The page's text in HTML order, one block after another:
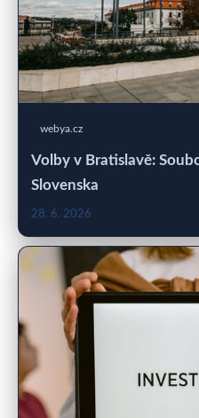
webya.cz
Volby v Bratislavě:
Slovenska
28. 6. 2026